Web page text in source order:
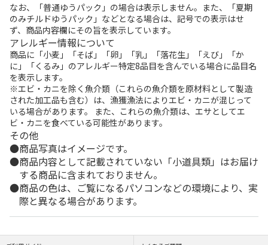
なお、「普通ゆうパック」の場合は表示しません。また、「夏期
のみチルドゆうパック」などとなる場合は、記号での表示はせ
ず、商品内容欄にその旨を表示しています。
アレルギー情報について
商品に「小麦」「そば」「卵」「乳」「落花生」「えび」「か
に」「くるみ」のアレルギー特定8品目を含んでいる場合に品目名
を表示します。
※エビ・カニを除く魚介類（これらの魚介類を原材料として製造
された加工品も含む）は、漁獲漁法によりエビ・カニが混じって
いる場合があります。 また、これらの魚介類は、エサとしてエ
ビ・カニを食べている可能性があります。
その他
商品写真はイメージです。
商品内容として記載されていない「小道具類」はお届け
する商品に含まれておりません。
商品の色は、ご覧になるパソコンなどの環境により、実
際と異なる場合があります。